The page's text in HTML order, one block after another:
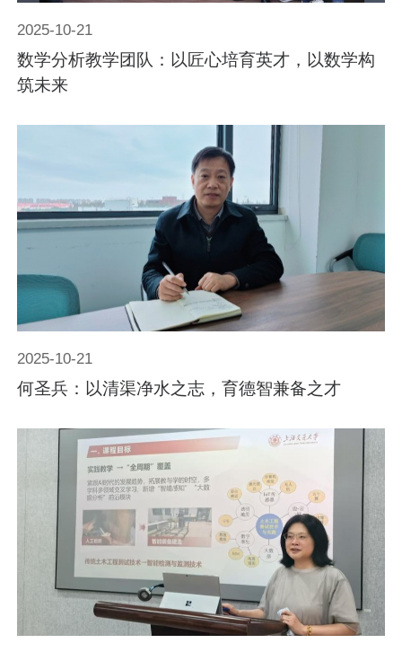
2025-10-21
数学分析教学团队：以匠心培育英才，以数学构
筑未来
2025-10-21
何圣兵：以清渠净水之志，育德智兼备之才